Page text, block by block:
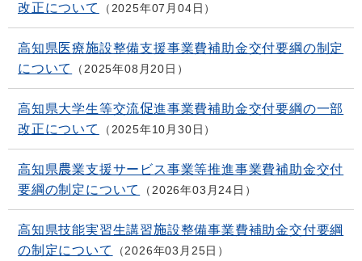
改正について
2025年07月04日
高知県医療施設整備支援事業費補助金交付要綱の制定
について
2025年08月20日
高知県大学生等交流促進事業費補助金交付要綱の一部
改正について
2025年10月30日
高知県農業支援サービス事業等推進事業費補助金交付
要綱の制定について
2026年03月24日
高知県技能実習生講習施設整備事業費補助金交付要綱
の制定について
2026年03月25日